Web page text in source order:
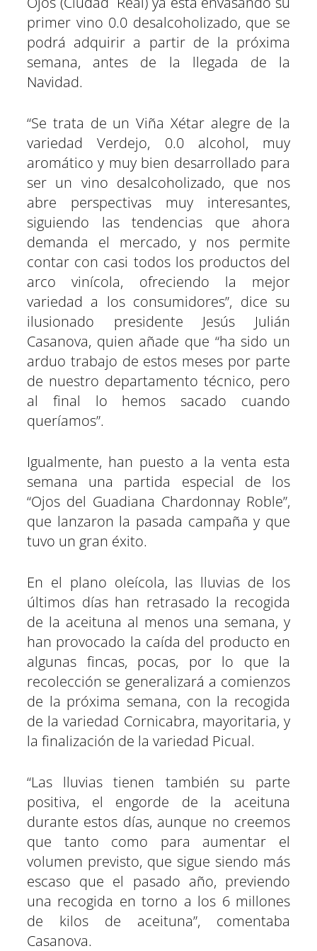
t
i
r
e
n
t
e
)
t
i
r
e
n
o
k
t
i
r
n
p
p
t
i
r
e
a
m
t
i
r
n
e
s
t
r
e
I
n
primer vino 0.0 desalcoholizado, que se
podrá adquirir a partir de la próxima
semana, antes de la llegada de la
Navidad.
“Se trata de un Viña Xétar alegre de la
variedad Verdejo, 0.0 alcohol, muy
aromático y muy bien desarrollado para
ser un vino desalcoholizado, que nos
abre perspectivas muy interesantes,
siguiendo las tendencias que ahora
demanda el mercado, y nos permite
contar con casi todos los productos del
arco vinícola, ofreciendo la mejor
variedad a los consumidores”, dice su
ilusionado presidente Jesús Julián
Casanova, quien añade que “ha sido un
arduo trabajo de estos meses por parte
de nuestro departamento técnico, pero
al final lo hemos sacado cuando
queríamos”.
Igualmente, han puesto a la venta esta
semana una partida especial de los
“Ojos del Guadiana Chardonnay Roble”,
que lanzaron la pasada campaña y que
tuvo un gran éxito.
En el plano oleícola, las lluvias de los
últimos días han retrasado la recogida
de la aceituna al menos una semana, y
han provocado la caída del producto en
algunas fincas, pocas, por lo que la
recolección se generalizará a comienzos
de la próxima semana, con la recogida
de la variedad Cornicabra, mayoritaria, y
la finalización de la variedad Picual.
“Las lluvias tienen también su parte
positiva, el engorde de la aceituna
durante estos días, aunque no creemos
que tanto como para aumentar el
volumen previsto, que sigue siendo más
escaso que el pasado año, previendo
una recogida en torno a los 6 millones
de kilos de aceituna”, comentaba
Casanova.